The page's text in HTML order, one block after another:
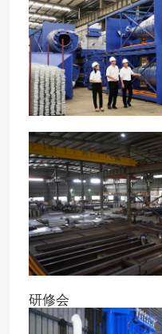
メ
折り返しご
ABDの
ABD
研修会